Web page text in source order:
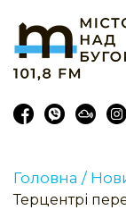
Головна /
Терцентрі